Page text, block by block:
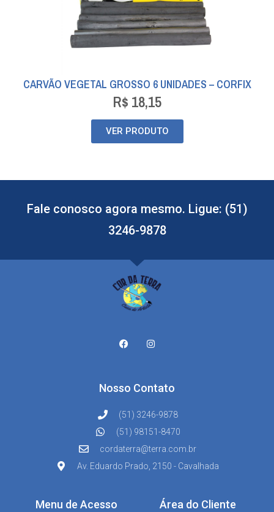
CARVÃO VEGETAL GROSSO 6 UNIDADES – CORFIX
R$ 18,15
VER PRODUTO
Fale conosco agora mesmo. Ligue: (51)
3246-9878
Nosso Contato
(51) 3246-9878
(51) 98151-8470
cordaterra@terra.com.br
Av. Eduardo Prado, 2150 - Cavalhada
Menu de Acesso Área do Cliente